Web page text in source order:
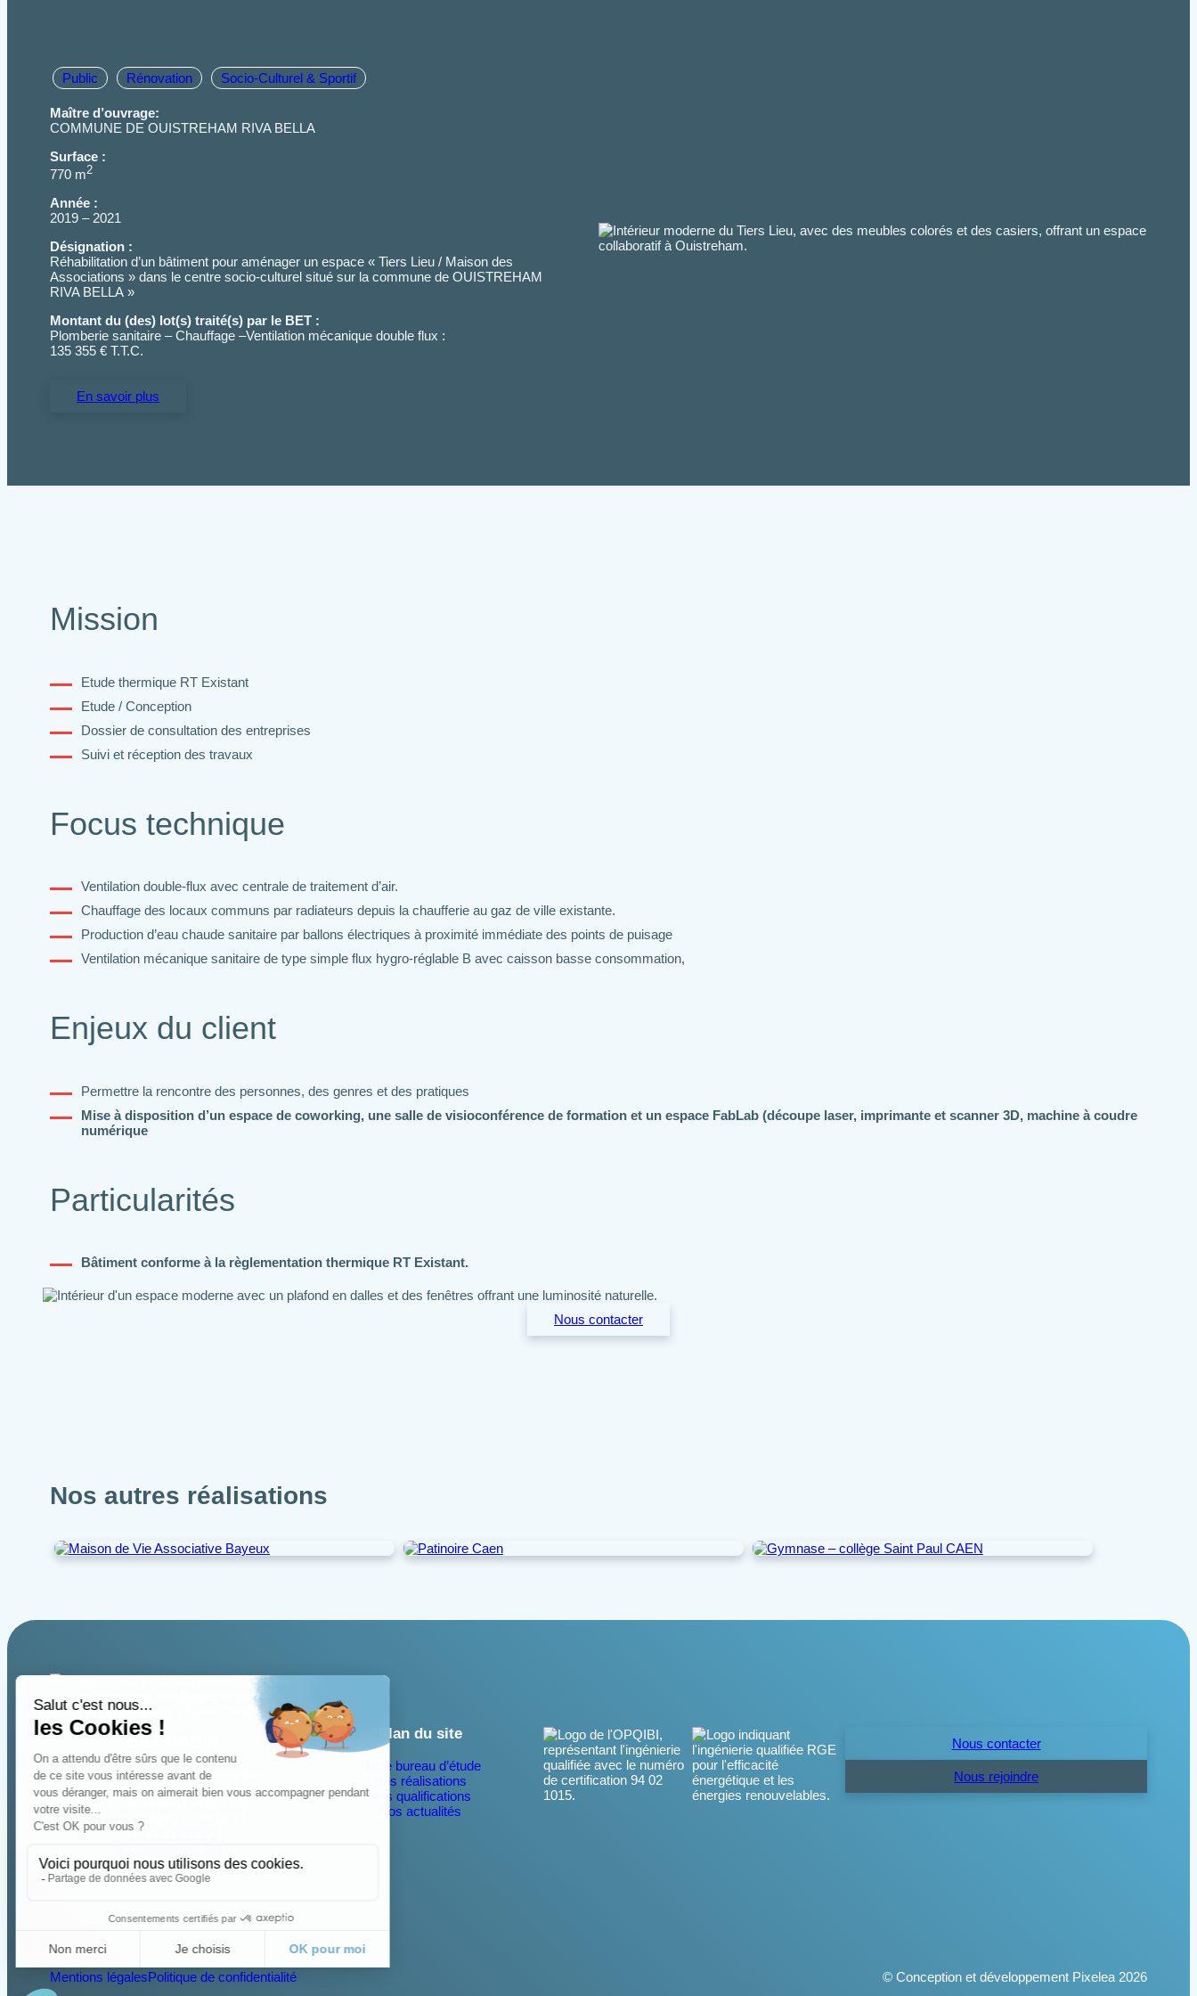
Public Rénovation Socio-Culturel & Sportif
Maître d’ouvrage:
COMMUNE DE OUISTREHAM RIVA BELLA
Surface :
770 m2
Année :
2019 – 2021
Désignation :
Réhabilitation d’un bâtiment pour aménager un espace « Tiers Lieu / Maison des
Associations » dans le centre socio-culturel situé sur la commune de OUISTREHAM
RIVA BELLA »
Montant du (des) lot(s) traité(s) par le BET :
Plomberie sanitaire – Chauffage –Ventilation mécanique double flux :
135 355 € T.T.C.
En savoir plus
Mission
Etude thermique RT Existant
Etude / Conception
Dossier de consultation des entreprises
Suivi et réception des travaux
Focus technique
Ventilation double-flux avec centrale de traitement d’air.
Chauffage des locaux communs par radiateurs depuis la chaufferie au gaz de ville existante.
Production d’eau chaude sanitaire par ballons électriques à proximité immédiate des points de puisage
Ventilation mécanique sanitaire de type simple flux hygro-réglable B avec caisson basse consommation,
Enjeux du client
Permettre la rencontre des personnes, des genres et des pratiques
Mise à disposition d’un espace de coworking, une salle de visioconférence de formation et un espace FabLab (découpe laser, imprimante et scanner 3D, machine à coudre
numérique
Particularités
Bâtiment conforme à la règlementation thermique RT Existant.
Nous contacter
Nos autres réalisations
Notre conseil pour votre confort.
10, rue Martin Luther King
14280 SAINT CONTEST
02 31 71 18 00
Plan du site
Notre bureau d’étude
Nos réalisations
Nos qualifications
Nos actualités
Nous contacter
Nous rejoindre
Mentions légalesPolitique de confidentialité © Conception et développement Pixelea 2026